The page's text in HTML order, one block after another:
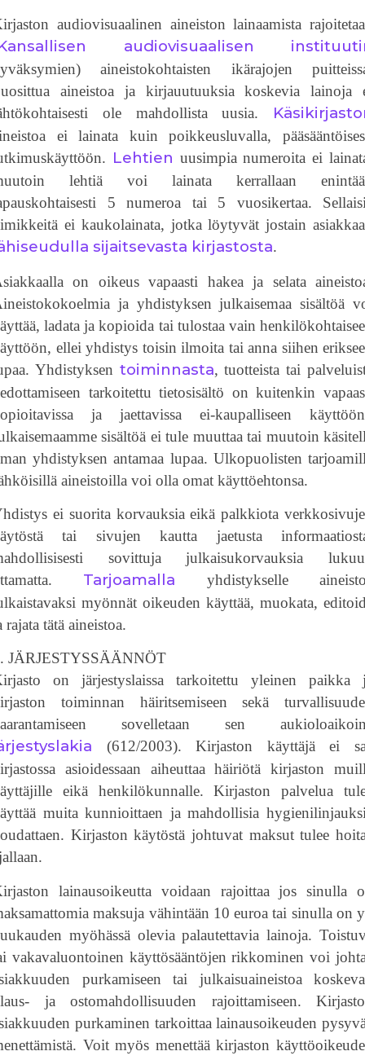
audiovisuaalinen aineiston lainaamista
audiovisuaalisen
aineistokohtaisten ikärajojen
aineistoa ja kirjauutuuksia koskevia lainoja
ole mahdollista uusia.
ei lainata kuin poikkeusluvalla,
Lehtien uusimpia numeroita ei
lehtiä voi lainata kerrallaan
5 numeroa tai 5 vuosikertaa.
ei kaukolainata, jotka löytyvät jostain
sijaitsevasta kirjastosta.
on oikeus vapaasti hakea ja selata
ja yhdistyksen julkaisemaa sisältöä
ladata ja kopioida tai tulostaa vain
ellei yhdistys toisin ilmoita tai anna siihen
Yhdistyksen toiminnasta, tuotteista tai
tarkoitettu tietosisältö on kuitenkin
ja jaettavissa ei-kaupalliseen
sisältöä ei tule muuttaa tai muutoin
yhdistyksen antamaa lupaa. Ulkopuolisten
aineistoilla voi olla omat käyttöehtonsa.
ei suorita korvauksia eikä palkkiota
tai sivujen kautta jaetusta
sovittuja julkaisukorvauksia
Tarjoamalla yhdistykselle
myönnät oikeuden käyttää, muokata,
rajata tätä aineistoa.
JÄRJESTYSSÄÄNNÖT
on järjestyslaissa tarkoitettu yleinen paikka
toiminnan häiritsemiseen sekä
sovelletaan sen
(612/2003). Kirjaston käyttäjä ei
asioidessaan aiheuttaa häiriötä kirjaston
eikä henkilökunnalle. Kirjaston palvelua
muita kunnioittaen ja mahdollisia
Kirjaston käytöstä johtuvat maksut tulee
lainausoikeutta voidaan rajoittaa jos sinulla
maksuja vähintään 10 euroa tai sinulla on
myöhässä olevia palautettavia lainoja.
vakavaluontoinen käyttösääntöjen rikkominen voi
purkamiseen tai julkaisuaineistoa
ja ostomahdollisuuden rajoittamiseen.
purkaminen tarkoittaa lainausoikeuden
Voit myös menettää kirjaston